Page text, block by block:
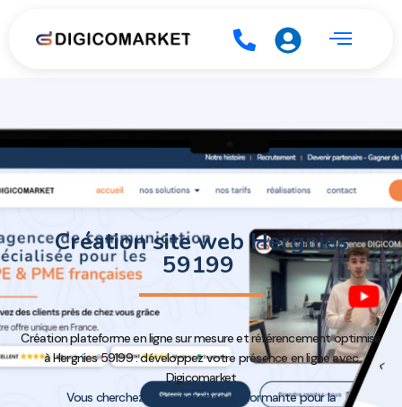
Création site web Hergnies
59199
Création plateforme en ligne sur mesure et référencement optimisé
à Hergnies 59199 : développez votre présence en ligne avec
Digicomarket
Vous cherchez une prestation performante pour la